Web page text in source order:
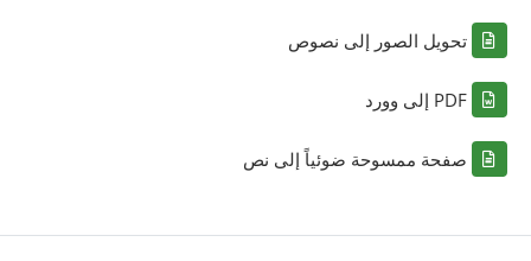
تحويل الصور إلى نصوص
PDF إلى وورد
صفحة ممسوحة ضوئياً إلى نص